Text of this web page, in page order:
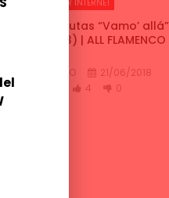
TELEVISIONES POR INTERNET
Flamenconautas “Vamo’ allá”
Guajira (4/13) | ALL FLAMENCO
ALL FLAMENCO
21/06/2018
0
4 0